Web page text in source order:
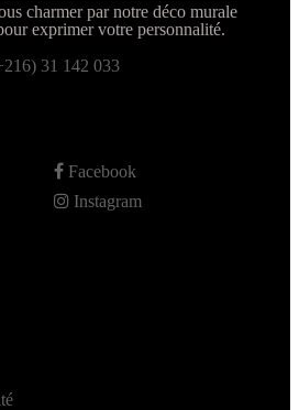
charmer par notre déco murale
exprimer votre personnalité.
31 142 033
Facebook
Instagram